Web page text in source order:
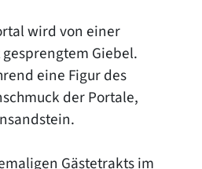
wird von einer
Giebel.
eine Figur des
der Portale,
Gästetrakts im